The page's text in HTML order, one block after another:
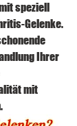
speziell
Gelenke.
Ihrer
mit